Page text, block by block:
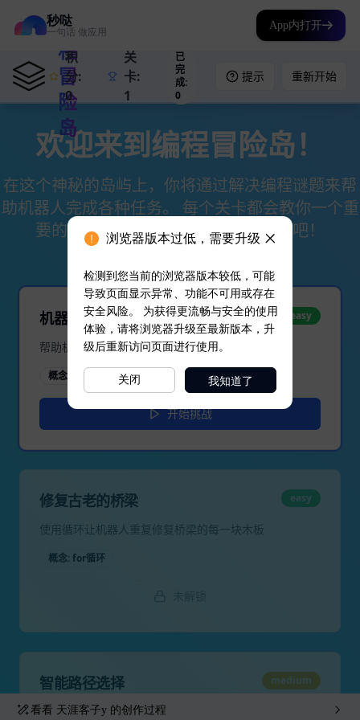
秒哒
一句话 做应用
App内打开
看看 天涯客子y 的创作过程
浏览器版本过低，需要升级
检测到您当前的浏览器版本较低，可能
导致页面显示异常、功能不可用或存在
安全风险。 为获得更流畅与安全的使用
体验，请将浏览器升级至最新版本，升
级后重新访问页面进行使用。
关闭 我知道了